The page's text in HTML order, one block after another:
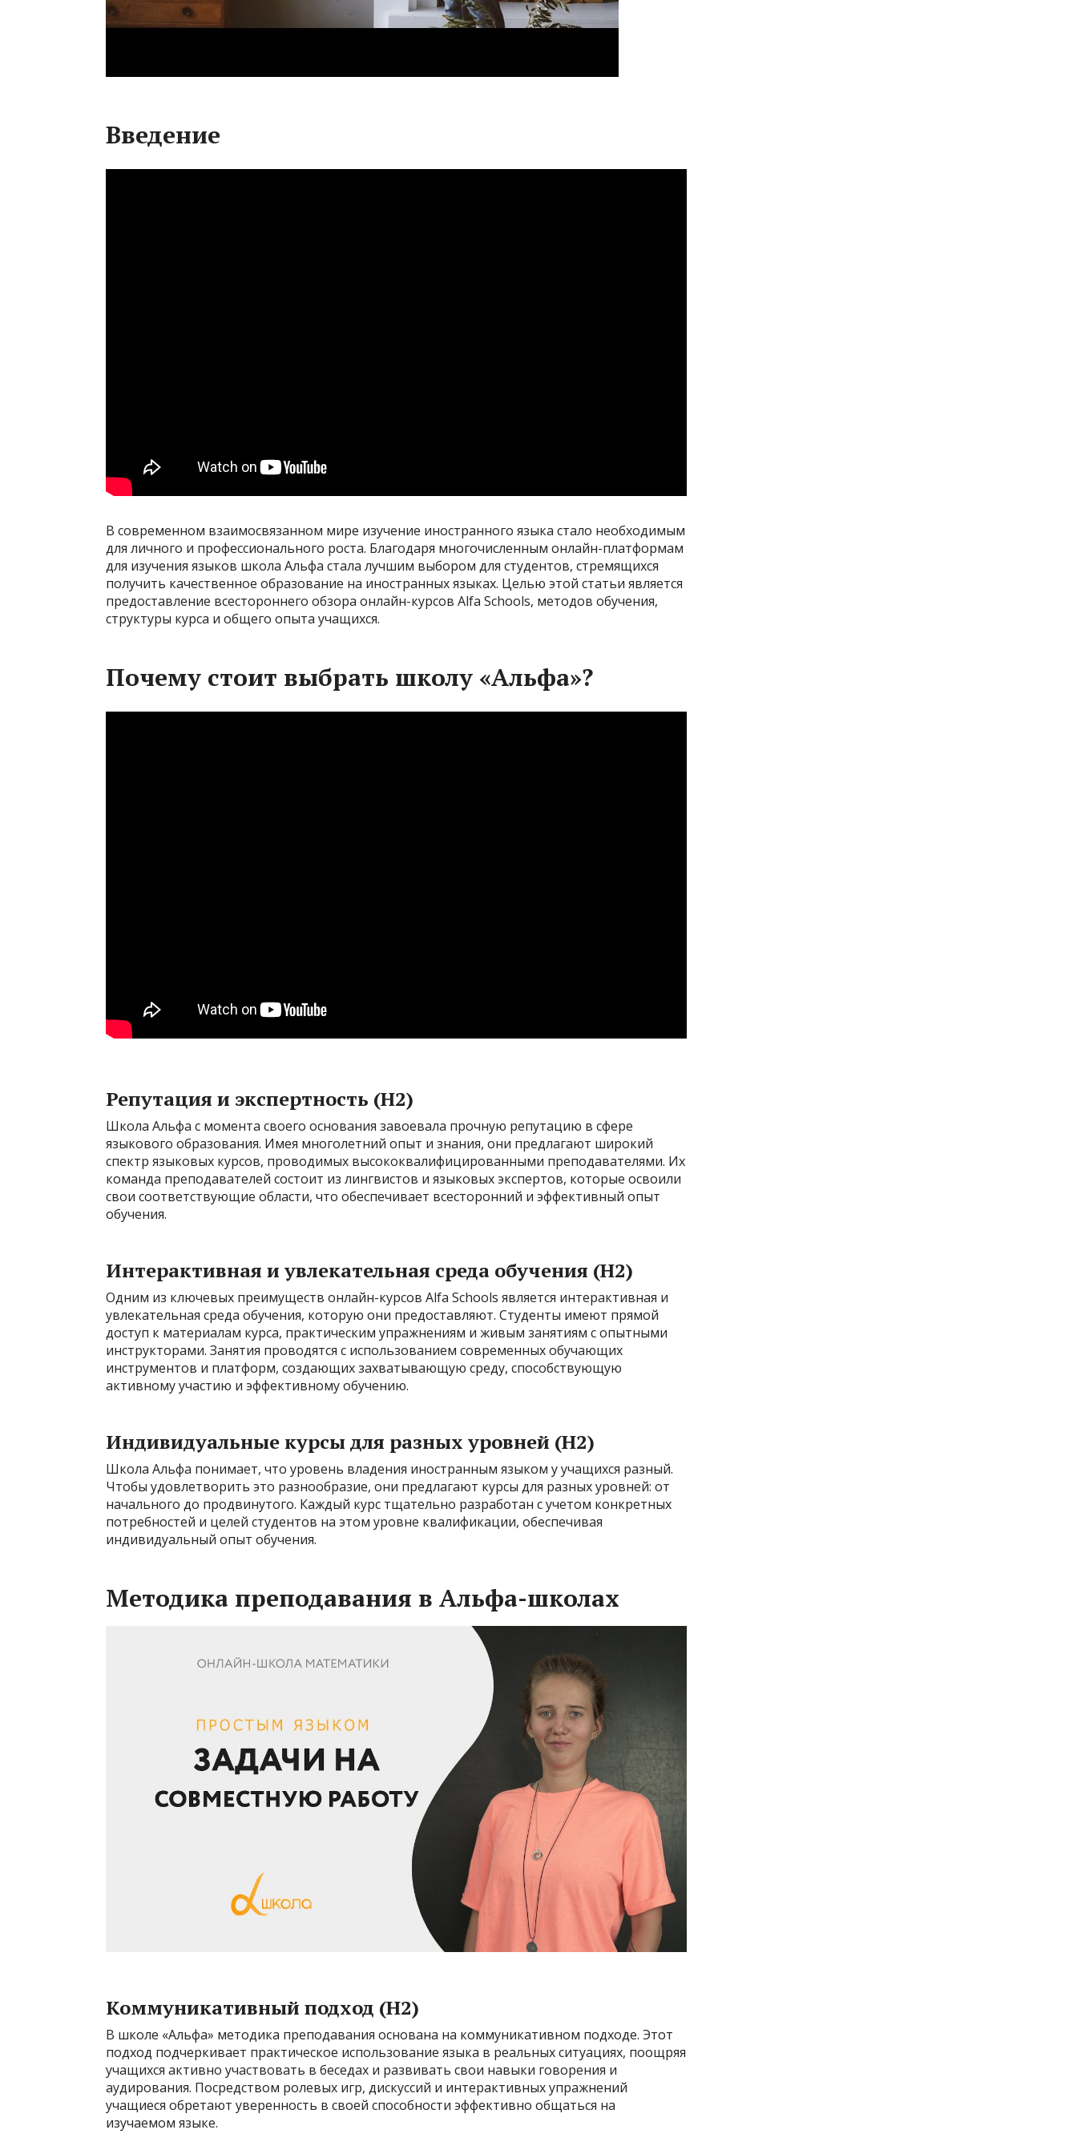
Введение
В современном взаимосвязанном мире изучение иностранного языка стало необходимым
для личного и профессионального роста. Благодаря многочисленным онлайн-платформам
для изучения языков школа Альфа стала лучшим выбором для студентов, стремящихся
получить качественное образование на иностранных языках. Целью этой статьи является
предоставление всестороннего обзора онлайн-курсов Alfa Schools, методов обучения,
структуры курса и общего опыта учащихся.
Почему стоит выбрать школу «Альфа»?
Репутация и экспертность (H2)
Школа Альфа с момента своего основания завоевала прочную репутацию в сфере
языкового образования. Имея многолетний опыт и знания, они предлагают широкий
спектр языковых курсов, проводимых высококвалифицированными преподавателями. Их
команда преподавателей состоит из лингвистов и языковых экспертов, которые освоили
свои соответствующие области, что обеспечивает всесторонний и эффективный опыт
обучения.
Интерактивная и увлекательная среда обучения (H2)
Одним из ключевых преимуществ онлайн-курсов Alfa Schools является интерактивная и
увлекательная среда обучения, которую они предоставляют. Студенты имеют прямой
доступ к материалам курса, практическим упражнениям и живым занятиям с опытными
инструкторами. Занятия проводятся с использованием современных обучающих
инструментов и платформ, создающих захватывающую среду, способствующую
активному участию и эффективному обучению.
Индивидуальные курсы для разных уровней (H2)
Школа Альфа понимает, что уровень владения иностранным языком у учащихся разный.
Чтобы удовлетворить это разнообразие, они предлагают курсы для разных уровней: от
начального до продвинутого. Каждый курс тщательно разработан с учетом конкретных
потребностей и целей студентов на этом уровне квалификации, обеспечивая
индивидуальный опыт обучения.
Методика преподавания в Альфа-школах
Коммуникативный подход (H2)
В школе «Альфа» методика преподавания основана на коммуникативном подходе. Этот
подход подчеркивает практическое использование языка в реальных ситуациях, поощряя
учащихся активно участвовать в беседах и развивать свои навыки говорения и
аудирования. Посредством ролевых игр, дискуссий и интерактивных упражнений
учащиеся обретают уверенность в своей способности эффективно общаться на
изучаемом языке.